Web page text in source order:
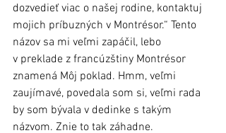
dozvedieť viac o našej rodine, kontaktuj
mojich príbuzných v Montrésor.“ Tento
názov sa mi veľmi zapáčil, lebo
v preklade z francúzštiny Montrésor
znamená Môj poklad. Hmm, veľmi
zaujímavé, povedala som si, veľmi rada
by som bývala v dedinke s takým
názvom. Znie to tak záhadne.